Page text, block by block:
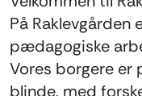
På Raklevgården
pædagogiske
Vores borgere
blinde, med